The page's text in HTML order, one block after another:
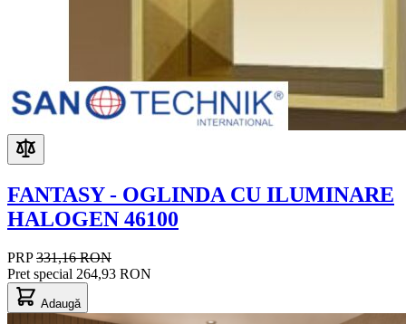
FANTASY - OGLINDA CU ILUMINARE
HALOGEN 46100
PRP 331,16 RON
Pret special 264,93 RON
Adaugă